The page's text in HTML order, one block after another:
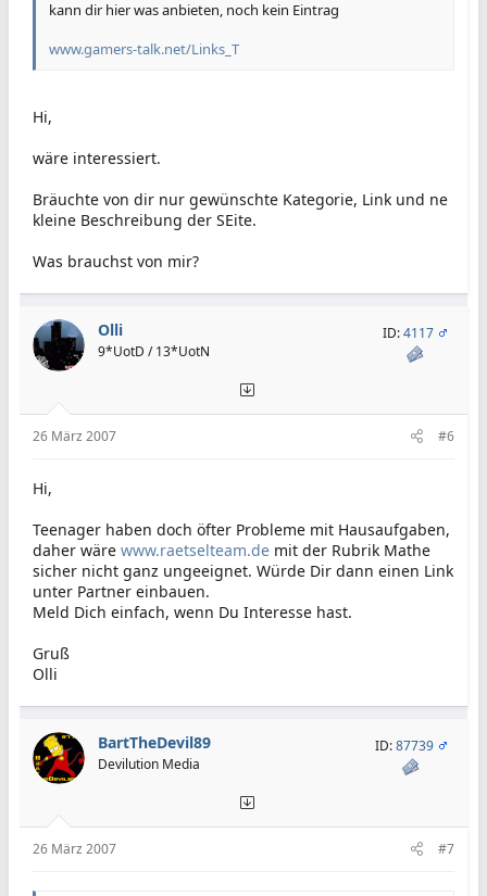
kann dir hier was anbieten, noch kein Eintrag
www.gamers-talk.net/Links_T
Hi,
wäre interessiert.
Bräuchte von dir nur gewünschte Kategorie, Link und ne
kleine Beschreibung der SEite.
Was brauchst von mir?
Olli
9*UotD / 13*UotN
ID:4117
26 März 2007 #6
Hi,
Teenager haben doch öfter Probleme mit Hausaufgaben,
daher wäre www.raetselteam.de mit der Rubrik Mathe
sicher nicht ganz ungeeignet. Würde Dir dann einen Link
unter Partner einbauen.
Meld Dich einfach, wenn Du Interesse hast.
Gruß
Olli
BartTheDevil89
Devilution Media
ID:87739
26 März 2007 #7